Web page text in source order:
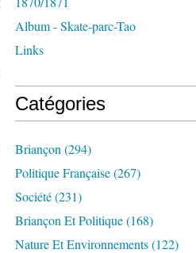
Album - Skate-parc-Tao
Links
Catégories
Briançon (294)
Politique Française(267)
Société(231)
Briançon Et Politique(168)
Nature Et Environnements(122)